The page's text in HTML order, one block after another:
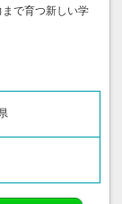
で育つ新しい学